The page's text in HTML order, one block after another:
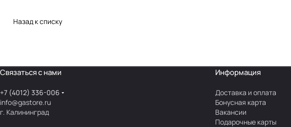
Назад к списку
Связаться с нами
+7 (4012) 336-006
info@gastore.ru
г. Калининград
Информация
Доставка и оплата
Бонусная карта
Вакансии
Подарочные карты